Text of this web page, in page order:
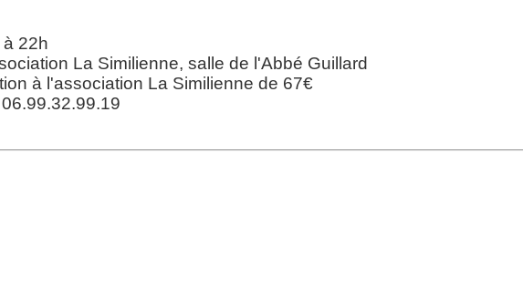
Facebook :
Instagram :
22h
La Similienne, salle de l'Abbé Guillard
à l'association La Similienne de 67€